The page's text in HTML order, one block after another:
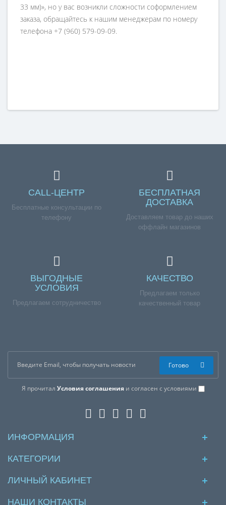
33 мм)», но у вас возникли сложности соформлением
заказа, обращайтесь к нашим менеджерам по номеру
телефона +7 (960) 579-09-09.
CALL-ЦЕНТР
Бесплатные консультации по
телефону
БЕСПЛАТНАЯ
ДОСТАВКА
Доставляем товар до наших
оффлайн магазинов
ВЫГОДНЫЕ
УСЛОВИЯ
Предлагаем сотрудничество
КАЧЕСТВО
Предлагаем только
качественный товар
Я прочитал Условия соглашенияи согласен с условиями
Готово
ИНФОРМАЦИЯ
КАТЕГОРИИ
ЛИЧНЫЙ КАБИНЕТ
НАШИ КОНТАКТЫ